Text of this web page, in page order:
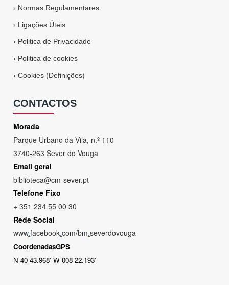
› Normas Regulamentares
› Ligações Úteis
› Politica de Privacidade
› Politica de cookies
›Cookies (Definições)
CONTACTOS
Morada
Parque Urbano da Vila, n.º 110
3740-263 Sever do Vouga
Email geral
biblioteca@cm-sever.pt
Telefone Fixo
+ 351 234 55 00 30
Rede Social
www.facebook.com/bm.severdovouga
CoordenadasGPS
N 40 43.968' W 008 22.193'